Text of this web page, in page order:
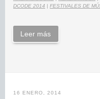
DCODE 2014 | FESTIVALES DE
Leer más
16 ENERO, 2014